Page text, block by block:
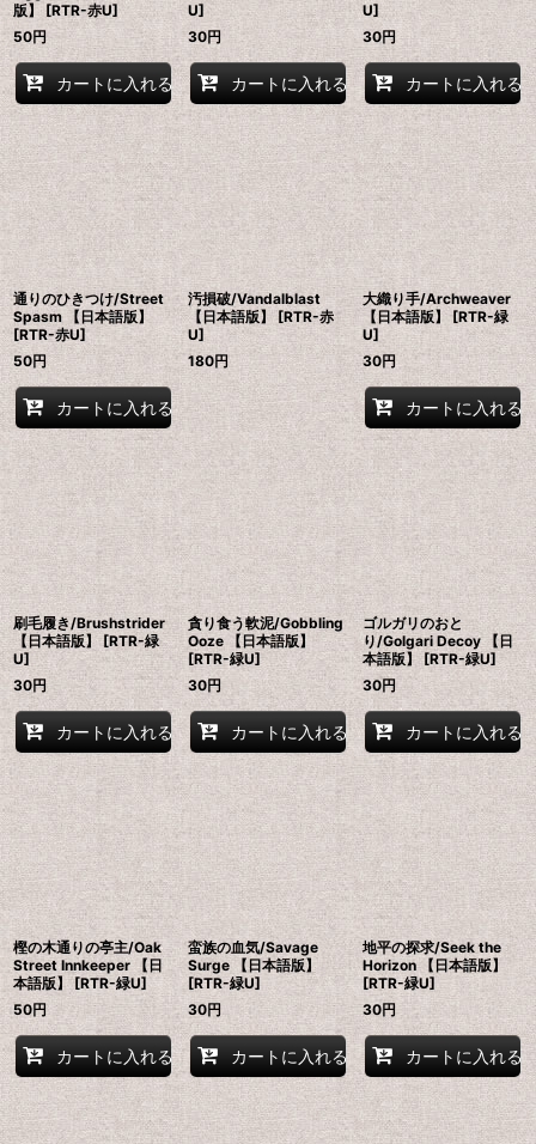
版】 [RTR-赤U]
50円
カートに入れる
U]
30円
カートに入れる
U]
30円
カートに入れる
通りのひきつけ/Street
Spasm 【日本語版】
[RTR-赤U]
50円
カートに入れる
汚損破/Vandalblast
【日本語版】 [RTR-赤
U]
180円
大織り手/Archweaver
【日本語版】 [RTR-緑
U]
30円
カートに入れる
刷毛履き/Brushstrider
【日本語版】 [RTR-緑
U]
30円
カートに入れる
貪り食う軟泥/Gobbling
Ooze 【日本語版】
[RTR-緑U]
30円
カートに入れる
ゴルガリのおと
り/Golgari Decoy 【日
本語版】 [RTR-緑U]
30円
カートに入れる
樫の木通りの亭主/Oak
Street Innkeeper 【日
本語版】 [RTR-緑U]
50円
カートに入れる
蛮族の血気/Savage
Surge 【日本語版】
[RTR-緑U]
30円
カートに入れる
地平の探求/Seek the
Horizon 【日本語版】
[RTR-緑U]
30円
カートに入れる